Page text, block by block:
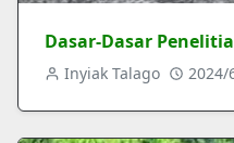
Dasar-Dasar
Inyiak Talago 2024/